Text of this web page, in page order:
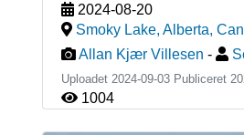
2024-08-20
Smoky Lake, Alberta,
Allan Kjær Villesen -
Uploadet 2024-09-03 Publiceret
1004